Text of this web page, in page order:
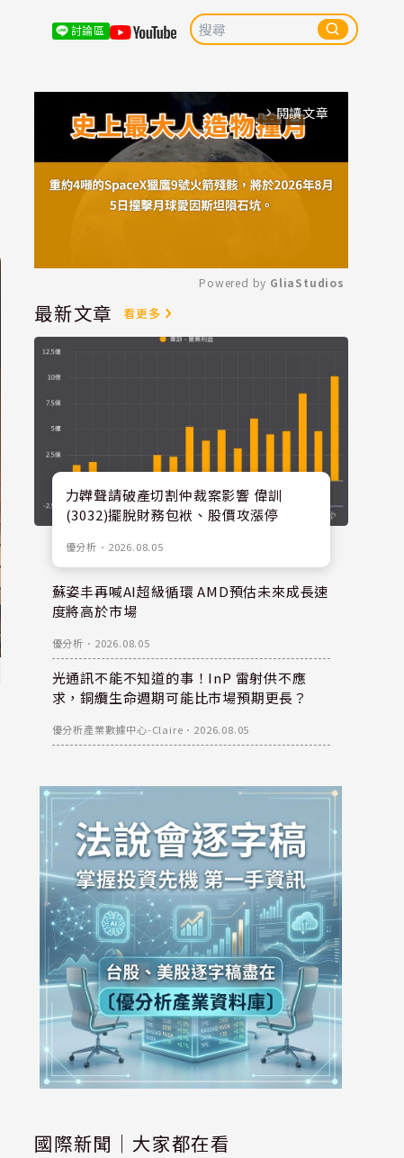
討論區
arrow_forward_ios 閱讀文章
Mute
Powered by GliaStudios
最新文章 看更多
力韡聲請破產切割仲裁案影響 偉訓
(3032)擺脫財務包袱、股價攻漲停
優分析 ． 2026.08.05
蘇姿丰再喊AI超級循環 AMD預估未來成長速
度將高於市場
優分析 ． 2026.08.05
光通訊不能不知道的事！InP 雷射供不應
求，銅纜生命週期可能比市場預期更長？
優分析產業數據中心-Claire ． 2026.08.05
國際新聞｜大家都在看